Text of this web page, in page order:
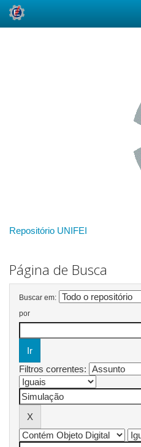
Repositório UNIFEI
Página de Busca
Buscar em:
por
Filtros correntes: